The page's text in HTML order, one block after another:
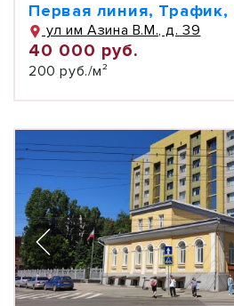
Первая линия, Трафик,
ул им Азина В.М., д. 39
40 000 руб.
200 руб./м²